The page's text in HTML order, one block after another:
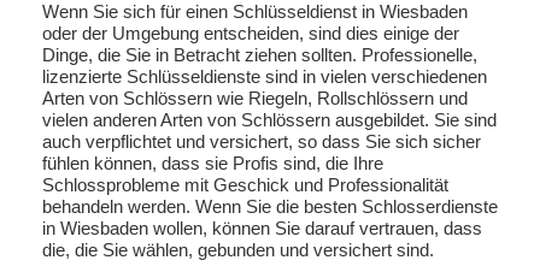
Wenn Sie sich für einen Schlüsseldienst in Wiesbaden
oder der Umgebung entscheiden, sind dies einige der
Dinge, die Sie in Betracht ziehen sollten. Professionelle,
lizenzierte Schlüsseldienste sind in vielen verschiedenen
Arten von Schlössern wie Riegeln, Rollschlössern und
vielen anderen Arten von Schlössern ausgebildet. Sie sind
auch verpflichtet und versichert, so dass Sie sich sicher
fühlen können, dass sie Profis sind, die Ihre
Schlossprobleme mit Geschick und Professionalität
behandeln werden. Wenn Sie die besten Schlosserdienste
in Wiesbaden wollen, können Sie darauf vertrauen, dass
die, die Sie wählen, gebunden und versichert sind.